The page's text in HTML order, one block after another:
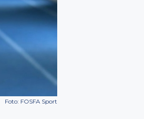
Foto: FOSFA Sport